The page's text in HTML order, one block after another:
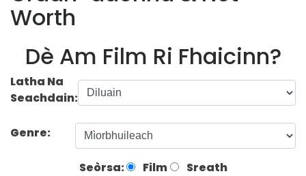
Worth
Dè Am Film Ri Fhaicinn?
Latha Na
Seachdain:
Genre:
Seòrsa: Film Sreath